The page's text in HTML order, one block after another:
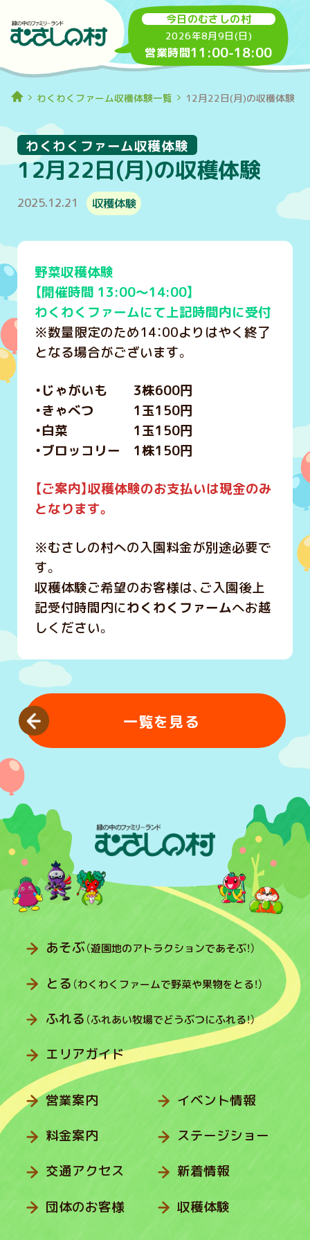
今日のむさしの村
2026年8月9日(日)
営業時間11:00-18:00
わくわくファーム収穫体験一覧 12月22日(月)の収穫体験
12月22日(月)の収穫体験
わくわくファーム収穫体験
2025.12.21 収穫体験
野菜収穫体験
【開催時間 13:00～14:00】
わくわくファームにて上記時間内に受付
※数量限定のため14：00よりはやく終了
となる場合がございます。
・じゃがいも 3株600円
・きゃべつ 1玉150円
・白菜 1玉150円
・ブロッコリー 1株150円
【ご案内】収穫体験のお支払いは現金のみ
となります。
※むさしの村への入園料金が別途必要で
す。
収穫体験ご希望のお客様は、ご入園後上
記受付時間内にわくわくファームへお越
しください。
一覧を見る
あそぶ（遊園地のアトラクションであそぶ！）
とる （わくわくファームで野菜や果物をとる！）
ふれる （ふれあい牧場でどうぶつにふれる！）
エリアガイド
営業案内
料金案内
交通アクセス
団体のお客様
イベント情報
ステージショー
新着情報
収穫体験